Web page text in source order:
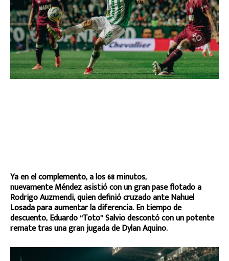
Ya en el complemento, a los 68 minutos,
nuevamente Méndez asistió con un gran pase flotado a
Rodrigo Auzmendi, quien definió cruzado ante Nahuel
Losada para aumentar la diferencia. En tiempo de
descuento, Eduardo “Toto” Salvio descontó con un potente
remate tras una gran jugada de Dylan Aquino.